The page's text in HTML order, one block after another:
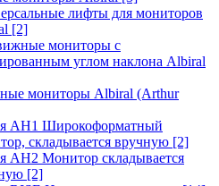
лифты для мониторов
[2]
мониторы с
углом наклона Albiral
мониторы Albiral (Arthur
AH1 Широкоформатный
складывается вручную [2]
AH2 Монитор складывается
[2]